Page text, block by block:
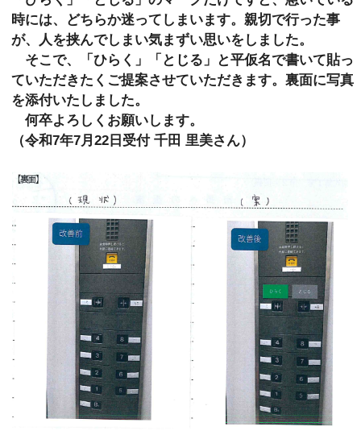
時には、どちらか迷ってしまいます。親切で行った事
が、人を挟んでしまい気まずい思いをしました。
そこで、「ひらく」「とじる」と平仮名で書いて貼っ
ていただきたくご提案させていただきます。裏面に写真
を添付いたしました。
何卒よろしくお願いします。
（令和7年7月22日受付 千田 里美さん）